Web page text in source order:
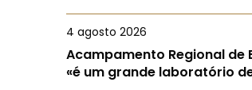
4 agosto 2026
Acampamento Regional de
«é um grande laboratório